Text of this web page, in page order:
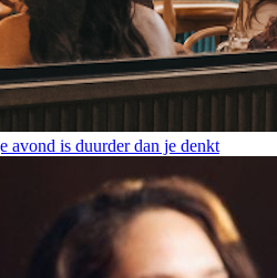
avond is duurder dan je denkt